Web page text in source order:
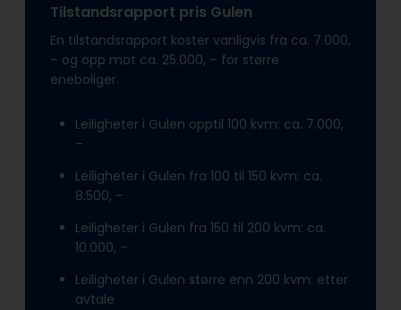
Tilstandsrapport pris Gulen
En tilstandsrapport koster vanligvis fra ca. 7.000,
– og opp mot ca. 25.000, – for større
eneboliger.
Leiligheter i Gulen opptil 100 kvm: ca. 7.000,
–
Leiligheter i Gulen fra 100 til 150 kvm: ca.
8.500, –
Leiligheter i Gulen fra 150 til 200 kvm: ca.
10.000, –
Leiligheter i Gulen større enn 200 kvm: etter
avtale